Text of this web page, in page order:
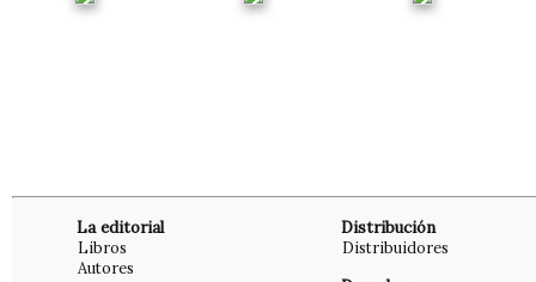
La editorial
Libros
Autores
Distribución
Distribuidores